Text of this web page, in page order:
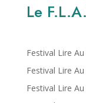
Le
Festival Lire
Festival Lire
Festival Lire